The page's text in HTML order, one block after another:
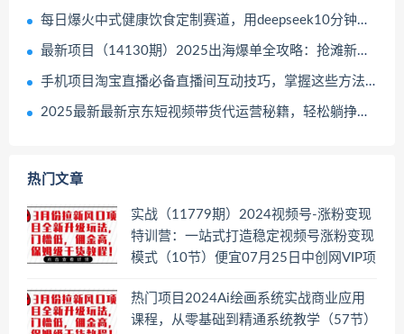
每日爆火中式健康饮食定制赛道，用deepseek10分钟制作，单条视频100w浏览，单日变现多张03-24冒泡网
最新项目（14130期）2025出海爆单全攻略：抢滩新风口定位+四步营收法+六阶实操流程03-24中创网
手机项目淘宝直播必备直播间互动技巧，掌握这些方法下一个头部主播就是你03-24冒泡网
2025最新最新京东短视频带货代运营秘籍，轻松躺挣【揭秘】03-24冒泡网
热门文章
实战（11779期）2024视频号-涨粉变现
特训营：一站式打造稳定视频号涨粉变现
模式（10节）便宜07月25日中创网VIP项
热门项目2024Ai绘画系统实战商业应用
课程，从零基础到精通系统教学（57节）